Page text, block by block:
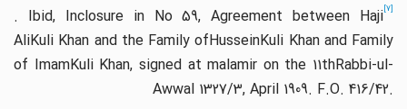
. Ibid, Inclosure in No 59, Agreement between Haji
AliKuli Khan and the Family ofHusseinKuli Khan and Family
of ImamKuli Khan, signed at malamir on the 11thRabbi-ul-
Awwal 1327/3, April 1909. F.O. 416/42.